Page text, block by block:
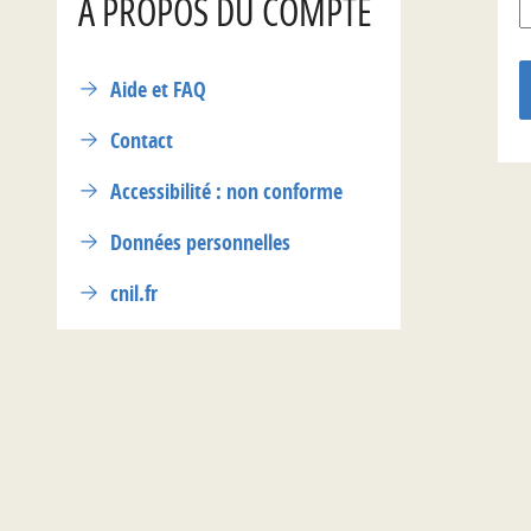
A PROPOS DU COMPTE
Aide et FAQ
Contact
Accessibilité : non conforme
Données personnelles
cnil.fr